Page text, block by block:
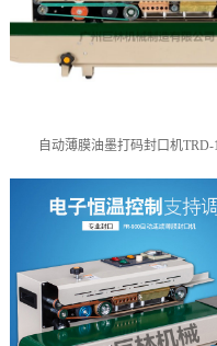
自动薄膜油墨打码封口机TRD-